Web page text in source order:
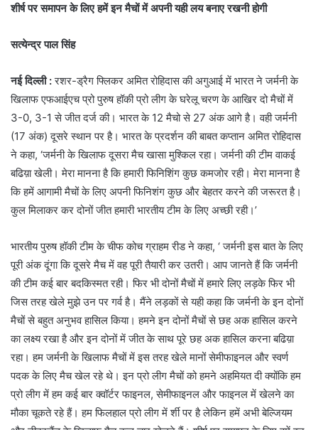
शीर्ष पर समापन के लिए हमें इन मैचों में अपनी यही लय बनाए रखनी होगी
सत्येन्द्र पाल सिंह
नई दिल्ली :रशर-ड्रैग फ्लिकर अमित रोहिदास की अगुआई में भारत ने जर्मनी के
खिलाफ एफआईएच प्रो पुरुष हॉकी प्रो लीग के घरेलू चरण के आखिर दो मैचों में
3-0, 3-1 से जीत दर्ज की। भारत के 12 मैचो से 27 अंक आगे है। वही जर्मनी
(17 अंक) दूसरे स्थान पर है। भारत के प्रदर्शन की बाबत कप्तान अमित रोहिदास
ने कहा, ‘जर्मनी के खिलाफ दूसरा मैच खासा मुश्किल रहा। जर्मनी की टीम वाकई
बढिय़ा खेली। मेरा मानना है कि हमारी फिनिशिंग कुछ कमजोर रही। मेरा मानना है
कि हमें आगामी मैचों के लिए अपनी फिनिशंग कुछ और बेहतर करने की जरूरत है।
कुल मिलाकर कर दोनों जीत हमारी भारतीय टीम के लिए अच्छी रही।’
भारतीय पुरुष हॉकी टीम के चीफ कोच ग्राहम रीड ने कहा, ‘ जर्मनी इस बात के लिए
पूरी अंक दूंगा कि दूसरे मैच में वह पूरी तैयारी कर उतरी। आप जानते हैं कि जर्मनी
की टीम कई बार बदकिस्मत रही। फिर भी दोनों मैचों में हमारे लिए लड़के फिर भी
जिस तरह खेले मुझे उन पर गर्व है। मैंने लड़कों से यही कहा कि जर्मनी के इन दोनों
मैचों से बहुत अनुभव हासिल किया। हमने इन दोनों मैचों से छह अक हासिल करने
का लक्ष्य रखा है और इन दोनों में जीत के साथ पूरे छह अक हासिल करना बढिय़ा
रहा। हम जर्मनी के खिलाफ मैचों में इस तरह खेले मानों सेमीफाइनल और स्वर्ण
पदक के लिए मैच खेल रहे थे। इन प्रो लीग मैचों को हमने अहमियत दी क्योंकि हम
प्रो लीग में हम कई बार क्वॉर्टर फाइनल, सेमीफाइनल और फाइनल में खेलने का
मौका चूकते रहे हैं। हम फिलहाल प्रो लीग में र्शी पर है लेकिन हमें अभी बेल्जियम